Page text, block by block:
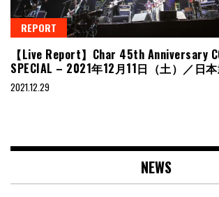
REPORT
【Live Report】Char 45th Anniversary
SPECIAL – 2021年12月11日（土）／日
2021.12.29
NEWS